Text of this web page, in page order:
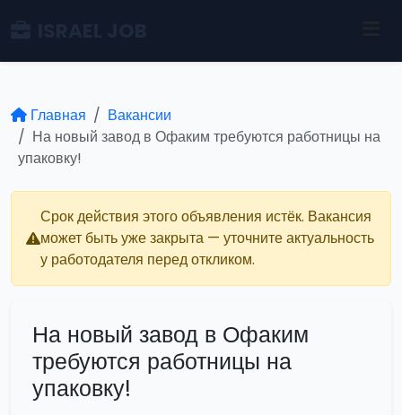
Главная
Вакансии
На новый завод в Офаким требуются работницы на
упаковку!
Срок действия этого объявления истёк. Вакансия
может быть уже закрыта — уточните актуальность
у работодателя перед откликом.
На новый завод в Офаким
требуются работницы на
упаковку!